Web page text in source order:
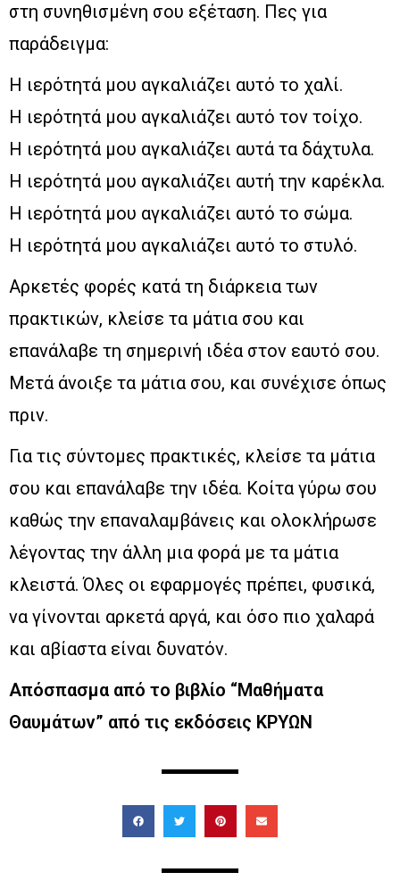
στη συνηθισμένη σου εξέταση. Πες για
παράδειγμα:
Η ιερότητά μου αγκαλιάζει αυτό το χαλί.
Η ιερότητά μου αγκαλιάζει αυτό τον τοίχο.
Η ιερότητά μου αγκαλιάζει αυτά τα δάχτυλα.
Η ιερότητά μου αγκαλιάζει αυτή την καρέκλα.
Η ιερότητά μου αγκαλιάζει αυτό το σώμα.
Η ιερότητά μου αγκαλιάζει αυτό το στυλό.
Αρκετές φορές κατά τη διάρκεια των
πρακτικών, κλείσε τα μάτια σου και
επανάλαβε τη σημερινή ιδέα στον εαυτό σου.
Μετά άνοιξε τα μάτια σου, και συνέχισε όπως
πριν.
Για τις σύντομες πρακτικές, κλείσε τα μάτια
σου και επανάλαβε την ιδέα. Κοίτα γύρω σου
καθώς την επαναλαμβάνεις και ολοκλήρωσε
λέγοντας την άλλη μια φορά με τα μάτια
κλειστά. Όλες οι εφαρμογές πρέπει, φυσικά,
να γίνονται αρκετά αργά, και όσο πιο χαλαρά
και αβίαστα είναι δυνατόν.
Απόσπασμα από το βιβλίο “Μαθήματα
Θαυμάτων” από τις εκδόσεις ΚΡΥΩΝ